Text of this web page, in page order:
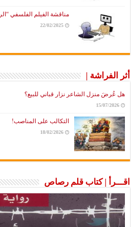
مناقشة الفيلم الفلسفي
22/02/2025
أثر الفراشة |
هل عُرضَ منزل الشاعر نزار قباني للبيع؟
15/07/2026
التكالب على المناصب!
18/02/2026
اقـــرأ | كتاب قلم رصاص